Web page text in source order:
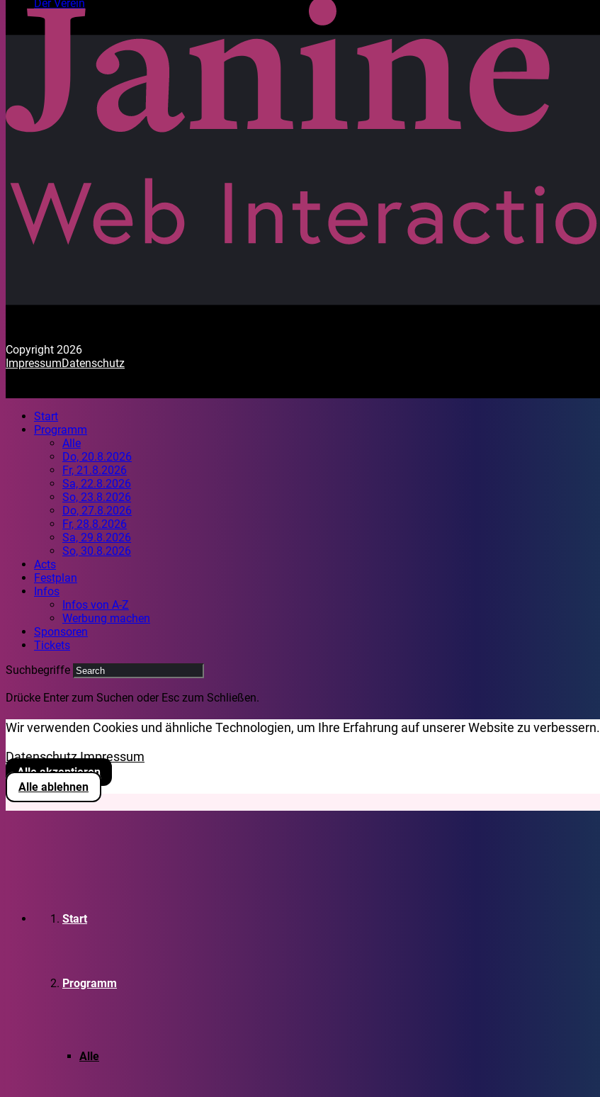
Der Verein
Copyright 2026
ImpressumDatenschutz
Start
Programm
Alle
Do, 20.8.2026
Fr, 21.8.2026
Sa, 22.8.2026
So, 23.8.2026
Do, 27.8.2026
Fr, 28.8.2026
Sa, 29.8.2026
So, 30.8.2026
Acts
Festplan
Infos
Infos von A-Z
Werbung machen
Sponsoren
Tickets
Suchbegriffe
Drücke Enter zum Suchen oder Esc zum Schließen.
Wir verwenden Cookies und ähnliche Technologien, um Ihre Erfahrung auf unserer Website zu verbessern.
DatenschutzImpressum
Alle akzeptieren
Alle ablehnen
Start
Programm
Alle